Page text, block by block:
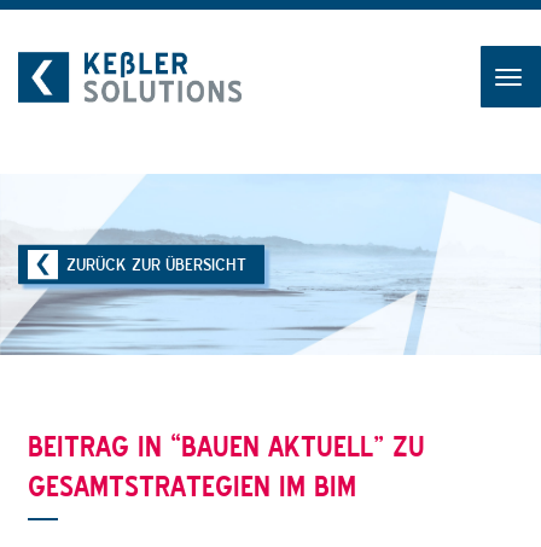
ZURÜCK ZUR ÜBERSICHT
BEITRAG IN “BAUEN AKTUELL” ZU
GESAMTSTRATEGIEN IM BIM